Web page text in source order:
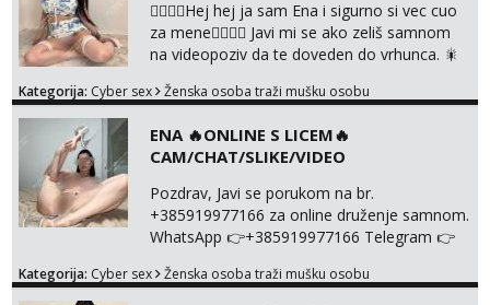
❤️‍🔥❤️‍🔥Hej hej ja sam Ena i sigurno si vec cuo
za mene❤️‍🔥❤️‍🔥 Javi mi se ako zeliš samnom
na videopoziv da te doveden do vrhunca. 🎇
@enafriedrichkis Radim samo ONLINE I
Kategorija: Cyber sex Ženska osoba traži mušku osobu
ENA 🔥ONLINE S LICEM🔥
CAM/CHAT/SLIKE/VIDEO
Pozdrav, Javi se porukom na br.
+385919977166 za online druženje samnom.
WhatsApp 👉+385919977166 Telegram 👉
solo i s partnerom, kolegicama
Kategorija: Cyber sex Ženska osoba traži mušku osobu